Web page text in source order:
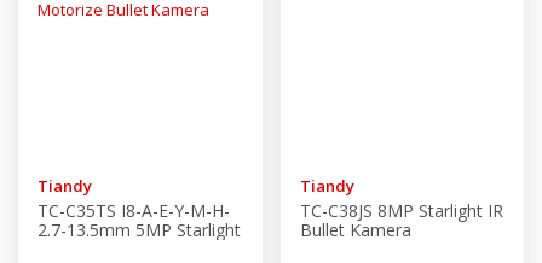
Tiandy
TC-C35TS I8-A-E-Y-M-H-
2.7-13.5mm 5MP Starlight
Tiandy
TC-C38JS 8MP Starlight IR
Bullet Kamera